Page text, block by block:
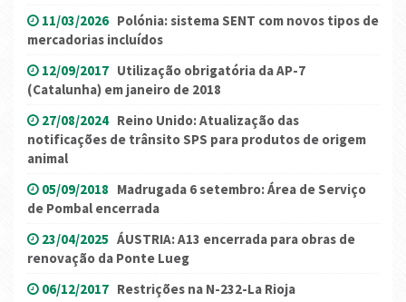
11/03/2026 Polónia: sistema SENT com novos tipos de
mercadorias incluídos
12/09/2017 Utilização obrigatória da AP-7
(Catalunha) em janeiro de 2018
27/08/2024 Reino Unido: Atualização das
notificações de trânsito SPS para produtos de origem
animal
05/09/2018 Madrugada 6 setembro: Área de Serviço
de Pombal encerrada
23/04/2025 ÁUSTRIA: A13 encerrada para obras de
renovação da Ponte Lueg
06/12/2017 Restrições na N-232-La Rioja